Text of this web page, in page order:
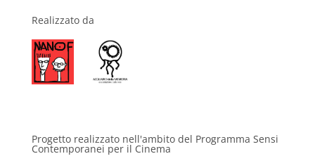
Realizzato da
Progetto realizzato nell'ambito del Programma Sensi
Contemporanei per il Cinema